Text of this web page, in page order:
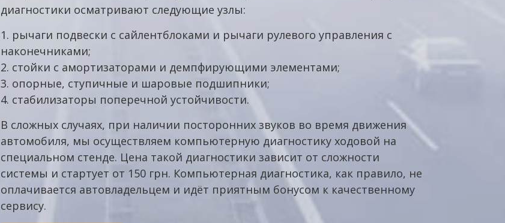
диагностики осматривают следующие узлы:
1. рычаги подвески с сайлентблоками и рычаги рулевого управления с
наконечниками;
2. стойки с амортизаторами и демпфирующими элементами;
3. опорные, ступичные и шаровые подшипники;
4. стабилизаторы поперечной устойчивости.
В сложных случаях, при наличии посторонних звуков во время движения
автомобиля, мы осуществляем компьютерную диагностику ходовой на
специальном стенде. Цена такой диагностики зависит от сложности
системы и стартует от 150 грн. Компьютерная диагностика, как правило, не
оплачивается автовладельцем и идёт приятным бонусом к качественному
сервису.